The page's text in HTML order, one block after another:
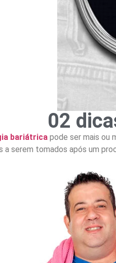
02
bariátrica pode ser mais ou
a serem tomados após um